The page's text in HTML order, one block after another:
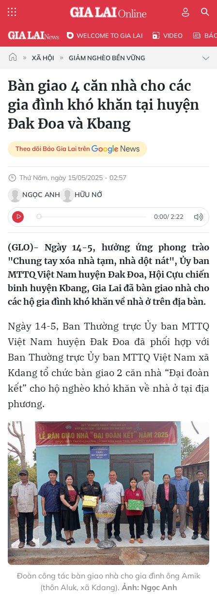
WELCOME TO GIA LAI VIDEO
XÃ HỘI GIẢM NGHÈO BỀN VỮNG
Bàn giao 4 căn nhà cho các
gia đình khó khăn tại huyện
Đak Đoa và Kbang
Theo dõi Báo Gia Lai trên
Thứ Năm, ngày 15/05/2025 - 02:57
NGỌC ANH
HỮU NỞ
0:00/ 2:22
(GLO)- Ngày 14-5, hưởng ứng phong trào
"Chung tay xóa nhà tạm, nhà dột nát", Ủy ban
MTTQ Việt Nam huyện Đak Đoa, Hội Cựu chiến
binh huyện Kbang, Gia Lai đã bàn giao nhà cho
các hộ gia đình khó khăn về nhà ở trên địa bàn.
Ngày 14-5, Ban Thường trực Ủy ban MTTQ
Việt Nam huyện Đak Đoa đã phối hợp với
Ban Thường trực Ủy ban MTTQ Việt Nam xã
Kdang tổ chức bàn giao 2 căn nhà “Đại đoàn
kết” cho hộ nghèo khó khăn về nhà ở tại địa
phương.
Đoàn công tác bàn giao nhà cho gia đình ông Amik
(thôn Aluk, xã Kdang). Ảnh: Ngọc Anh